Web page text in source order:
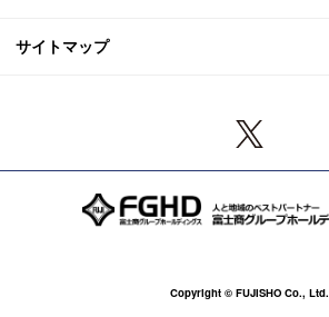
サイトマップ
Copyright © FUJISHO Co., Ltd.